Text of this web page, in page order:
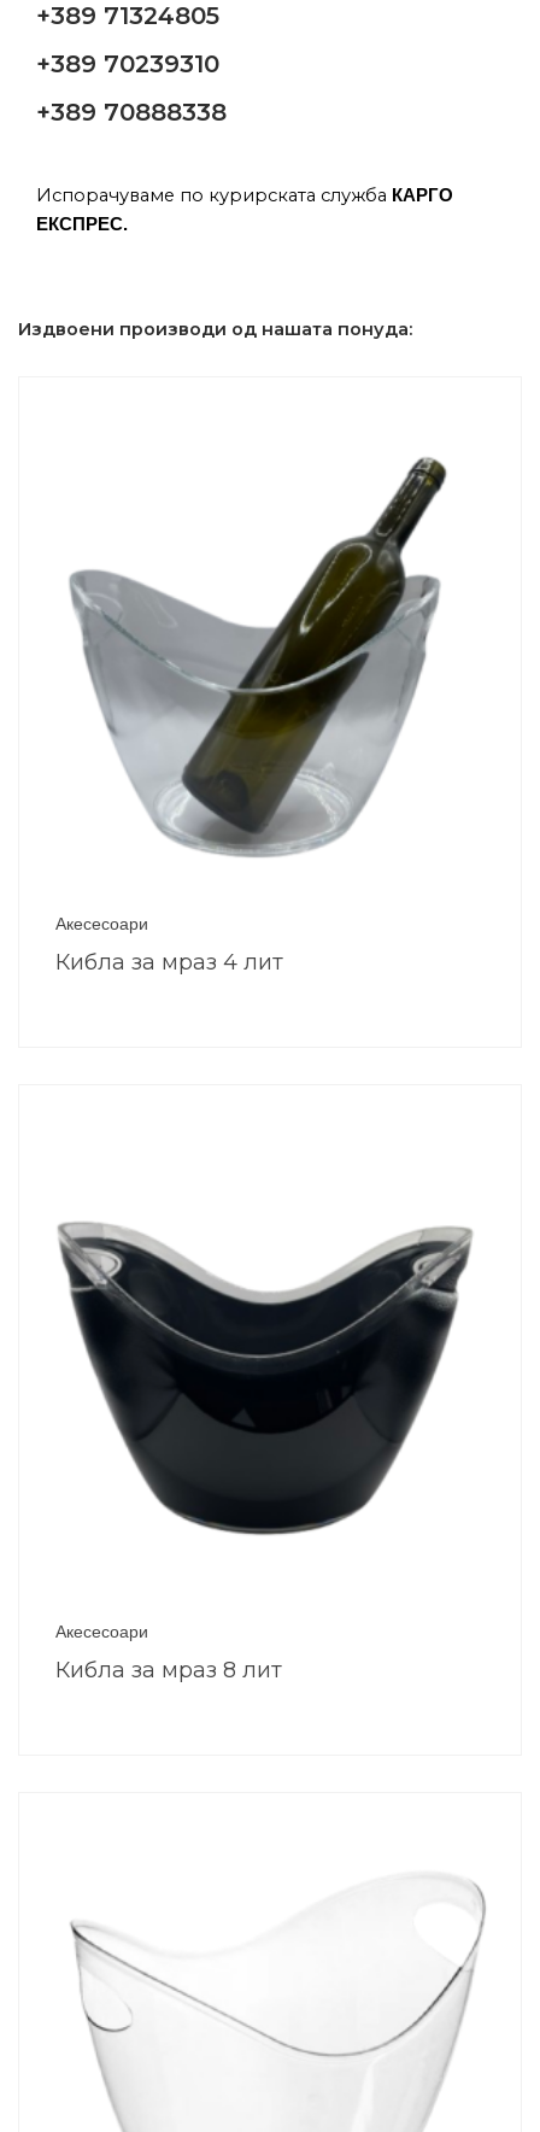
+389 71324805
+389 70239310
+389 70888338
Испорачуваме по курирската служба КАРГО
ЕКСПРЕС.
Издвоени производи од нашата понуда:
Акесесоари
Кибла за мраз 4 лит
Акесесоари
Кибла за мраз 8 лит